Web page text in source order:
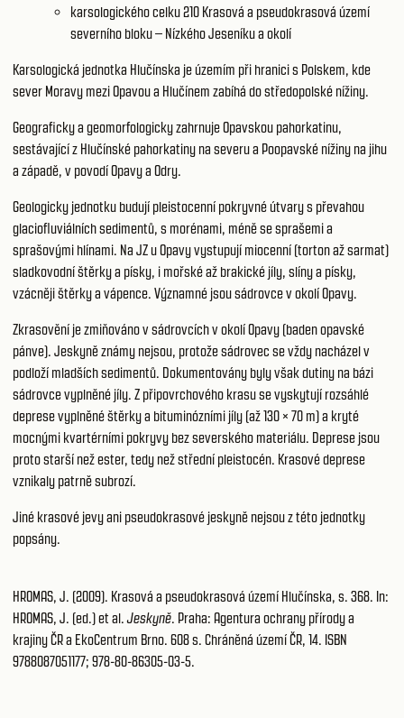
karsologického celku 210 Krasová a pseudokrasová území
severního bloku – Nízkého Jeseníku a okolí
Karsologická jednotka Hlučínska je územím při hranici s Polskem, kde
sever Moravy mezi Opavou a Hlučínem zabíhá do středopolské nížiny.
Geograficky a geomorfologicky zahrnuje Opavskou pahorkatinu,
sestávající z Hlučínské pahorkatiny na severu a Poopavské nížiny na jihu
a západě, v povodí Opavy a Odry.
Geologicky jednotku budují pleistocenní pokryvné útvary s převahou
glaciofluviálních sedimentů, s morénami, méně se sprašemi a
sprašovými hlínami. Na JZ u Opavy vystupují miocenní (torton až sarmat)
sladkovodní štěrky a písky, i mořské až brakické jíly, slíny a písky,
vzácněji štěrky a vápence. Významné jsou sádrovce v okolí Opavy.
Zkrasovění je zmiňováno v sádrovcích v okolí Opavy (baden opavské
pánve). Jeskyně známy nejsou, protože sádrovec se vždy nacházel v
podloží mladších sedimentů. Dokumentovány byly však dutiny na bázi
sádrovce vyplněné jíly. Z připovrchového krasu se vyskytují rozsáhlé
deprese vyplněné štěrky a bituminózními jíly (až 130 × 70 m) a kryté
mocnými kvartérními pokryvy bez severského materiálu. Deprese jsou
proto starší než ester, tedy než střední pleistocén. Krasové deprese
vznikaly patrně subrozí.
Jiné krasové jevy ani pseudokrasové jeskyně nejsou z této jednotky
popsány.
HROMAS, J. (2009). Krasová a pseudokrasová území Hlučínska, s. 368. In:
HROMAS, J. (ed.) et al.Jeskyně. Praha: Agentura ochrany přírody a
krajiny ČR a EkoCentrum Brno. 608 s. Chráněná území ČR, 14. ISBN
9788087051177; 978-80-86305-03-5.